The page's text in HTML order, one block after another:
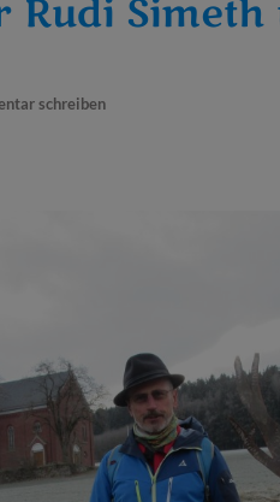
Rudi Simeth
schreiben